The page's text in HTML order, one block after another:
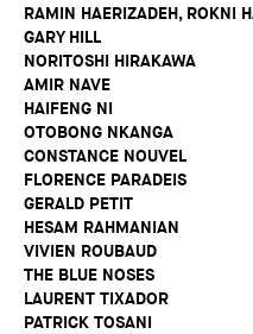
RAMIN HAERIZADEH, ROKNI
GARY HILL
NORITOSHI HIRAKAWA
AMIR NAVE
HAIFENG NI
OTOBONG NKANGA
CONSTANCE NOUVEL
FLORENCE PARADEIS
GERALD PETIT
HESAM RAHMANIAN
VIVIEN ROUBAUD
THE BLUE NOSES
LAURENT TIXADOR
PATRICK TOSANI